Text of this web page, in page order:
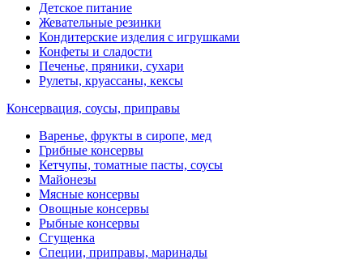
Детское питание
Жевательные резинки
Кондитерские изделия с игрушками
Конфеты и сладости
Печенье, пряники, сухари
Рулеты, круассаны, кексы
Консервация, соусы, приправы
Варенье, фрукты в сиропе, мед
Грибные консервы
Кетчупы, томатные пасты, соусы
Майонезы
Мясные консервы
Овощные консервы
Рыбные консервы
Сгущенка
Специи, приправы, маринады